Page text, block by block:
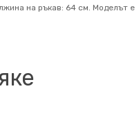
на ръкав: 64 см. Mоделът е